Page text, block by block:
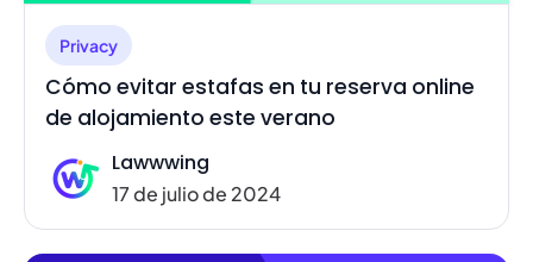
Privacy
Cómo evitar estafas en tu reserva online
de alojamiento este verano
Lawwwing
17 de julio de 2024